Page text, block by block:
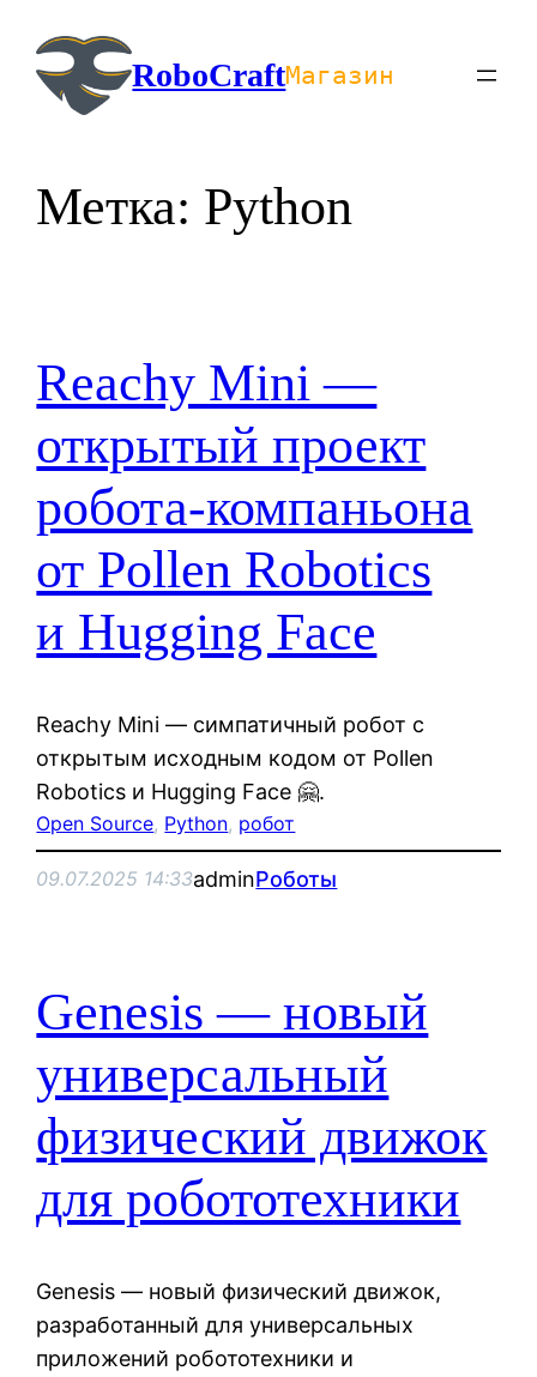
содержимомуRoboCraftМагазин
Метка: Python
Reachy Mini —
открытый проект
робота-компаньона
от Pollen Robotics
и Hugging Face
Reachy Mini — симпатичный робот с
открытым исходным кодом от Pollen
Robotics и Hugging Face 🤗.
Open Source, Python, робот
09.07.2025 14:33adminРоботы
Genesis — новый
универсальный
физический движок
для робототехники
Genesis — новый физический движок,
разработанный для универсальных
приложений робототехники и